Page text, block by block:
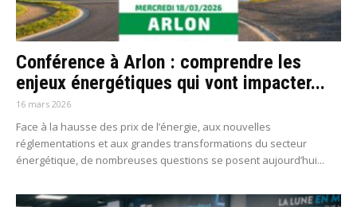
Conférence à Arlon : comprendre les
enjeux énergétiques qui vont impacter...
16 mars 2026
Face à la hausse des prix de l’énergie, aux nouvelles
réglementations et aux grandes transformations du secteur
énergétique, de nombreuses questions se posent aujourd’hui...